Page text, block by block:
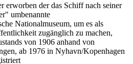
erworben der das Schiff nach seiner
umbenannte
Nationalmuseum, um es als
zugänglich zu machen,
von 1906 anhand von
ab 1976 in Nyhavn/Kopenhagen